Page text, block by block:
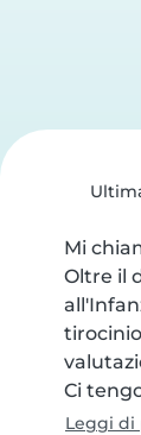
Mi
Oltre il
Ci
Leggi di